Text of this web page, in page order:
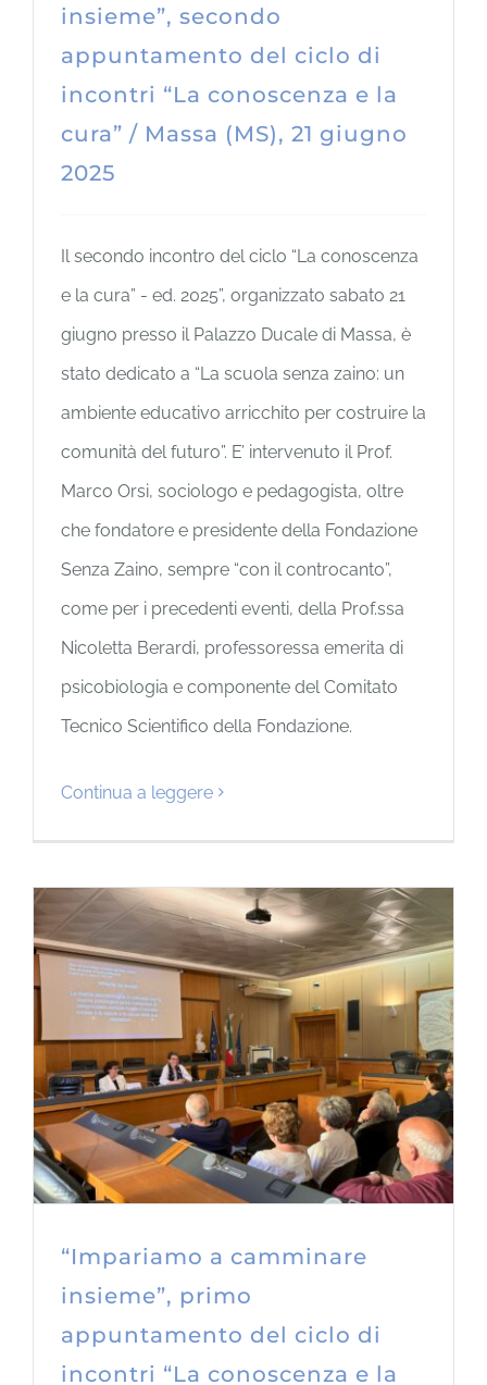
insieme”, secondo
appuntamento del ciclo di
incontri “La conoscenza e la
cura” / Massa (MS), 21 giugno
2025
Il secondo incontro del ciclo “La conoscenza
e la cura” - ed. 2025”, organizzato sabato 21
giugno presso il Palazzo Ducale di Massa, è
stato dedicato a “La scuola senza zaino: un
ambiente educativo arricchito per costruire la
comunità del futuro”. E’ intervenuto il Prof.
Marco Orsi, sociologo e pedagogista, oltre
che fondatore e presidente della Fondazione
Senza Zaino, sempre “con il controcanto”,
come per i precedenti eventi, della Prof.ssa
Nicoletta Berardi, professoressa emerita di
psicobiologia e componente del Comitato
Tecnico Scientifico della Fondazione.
Continua a leggere
“Impariamo a camminare
insieme”, primo
appuntamento del ciclo di
incontri “La conoscenza e la